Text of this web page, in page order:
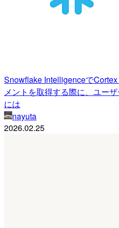
Snowflake Intelligenceで
メントを取得する際に、ユー
には
nayuta
2026.02.25